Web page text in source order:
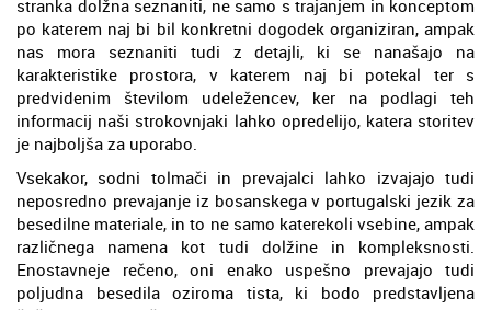
stranka dolžna seznaniti, ne samo s trajanjem in konceptom
po katerem naj bi bil konkretni dogodek organiziran, ampak
nas mora seznaniti tudi z detajli, ki se nanašajo na
karakteristike prostora, v katerem naj bi potekal ter s
predvidenim številom udeležencev, ker na podlagi teh
informacij naši strokovnjaki lahko opredelijo, katera storitev
je najboljša za uporabo.
Vsekakor, sodni tolmači in prevajalci lahko izvajajo tudi
neposredno prevajanje iz bosanskega v portugalski jezik za
besedilne materiale, in to ne samo katerekoli vsebine, ampak
različnega namena kot tudi dolžine in kompleksnosti.
Enostavneje rečeno, oni enako uspešno prevajajo tudi
poljudna besedila oziroma tista, ki bodo predstavljena